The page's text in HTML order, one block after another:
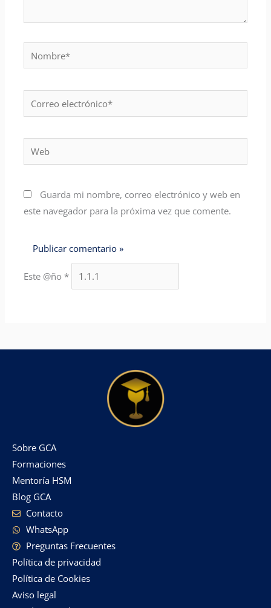
Nombre*
electrónico*
Web
Guarda mi nombre, correo electrónico y web en
este navegador para la próxima vez que comente.
Este @ño *
Sobre GCA
Formaciones
Mentoría HSM
Blog GCA
Contacto
WhatsApp
Preguntas Frecuentes
Política de privacidad
Política de Cookies
Aviso legal